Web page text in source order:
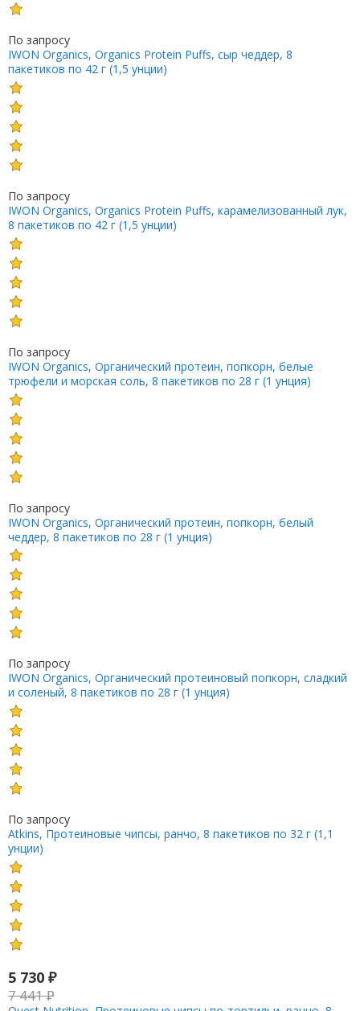
По запросу
IWON Organics, Organics Protein Puffs, сыр чеддер, 8
пакетиков по 42 г (1,5 унции)
По запросу
IWON Organics, Organics Protein Puffs, карамелизованный лук,
8 пакетиков по 42 г (1,5 унции)
По запросу
IWON Organics, Органический протеин, попкорн, белые
трюфели и морская соль, 8 пакетиков по 28 г (1 унция)
По запросу
IWON Organics, Органический протеин, попкорн, белый
чеддер, 8 пакетиков по 28 г (1 унция)
По запросу
IWON Organics, Органический протеиновый попкорн, сладкий
и соленый, 8 пакетиков по 28 г (1 унция)
По запросу
Atkins, Протеиновые чипсы, ранчо, 8 пакетиков по 32 г (1,1
унции)
5 730 ₽
7 441₽